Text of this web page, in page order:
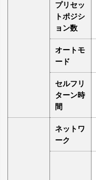
プリセッ
トポジシ
ョン数
オートモ
ード
セルフリ
ターン時
間
ネットワ
ーク